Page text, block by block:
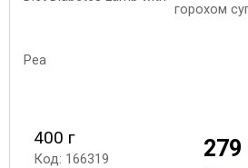
горохом
400 г
Код: 166319 279